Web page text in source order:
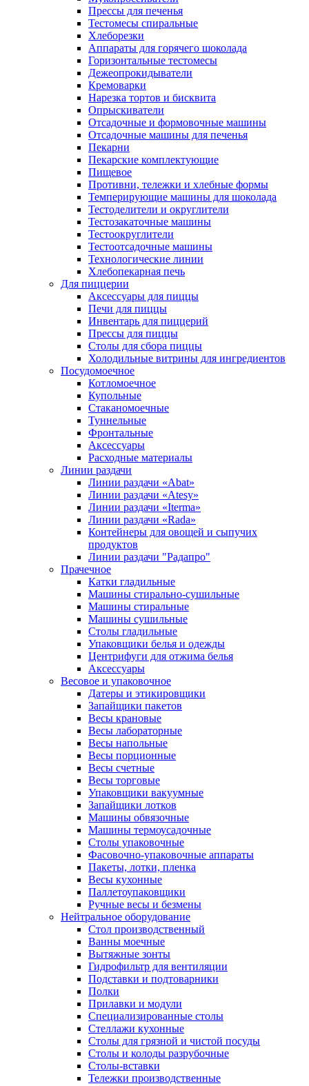
Прессы для печенья
Тестомесы спиральные
Хлеборезки
Аппараты для горячего шоколада
Горизонтальные тестомесы
Дежеопрокидыватели
Кремоварки
Нарезка тортов и бисквита
Опрыскиватели
Отсадочные и формовочные машины
Отсадочные машины для печенья
Пекарни
Пекарские комплектующие
Пищевое
Противни, тележки и хлебные формы
Темперирующие машины для шоколада
Тестоделители и округлители
Тестозакаточные машины
Тестоокруглители
Тестоотсадочные машины
Технологические линии
Хлебопекарная печь
Для пиццерии
Аксессуары для пиццы
Печи для пиццы
Инвентарь для пиццерий
Прессы для пиццы
Столы для сбора пиццы
Холодильные витрины для ингредиентов
Посудомоечное
Котломоечное
Купольные
Стаканомоечные
Туннельные
Фронтальные
Аксессуары
Расходные материалы
Линии раздачи
Линии раздачи «Abat»
Линии раздачи «Atesy»
Линии раздачи «Iterma»
Линии раздачи «Rada»
Контейнеры для овощей и сыпучих
продуктов
Линии раздачи "Радапро"
Прачечное
Катки гладильные
Машины стирально-сушильные
Машины стиральные
Машины сушильные
Столы гладильные
Упаковщики белья и одежды
Центрифуги для отжима белья
Аксессуары
Весовое и упаковочное
Датеры и этикировщики
Запайщики пакетов
Весы крановые
Весы лабораторные
Весы напольные
Весы порционные
Весы счетные
Весы торговые
Упаковщики вакуумные
Запайщики лотков
Машины обвязочные
Машины термоусадочные
Столы упаковочные
Фасовочно-упаковочные аппараты
Пакеты, лотки, пленка
Весы кухонные
Паллетоупаковщики
Ручные весы и безмены
Нейтральное оборудование
Cтол производственный
Ванны моечные
Вытяжные зонты
Гидрофильтр для вентиляции
Подставки и подтоварники
Полки
Прилавки и модули
Специализированные столы
Стеллажи кухонные
Столы для грязной и чистой посуды
Столы и колоды разрубочные
Столы-вставки
Тележки производственные